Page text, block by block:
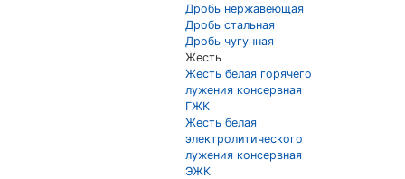
Дробь нержавеющая
Дробь стальная
Дробь чугунная
Жесть
Жесть белая горячего
лужения консервная
ГЖК
Жесть белая
электролитического
лужения консервная
ЭЖК